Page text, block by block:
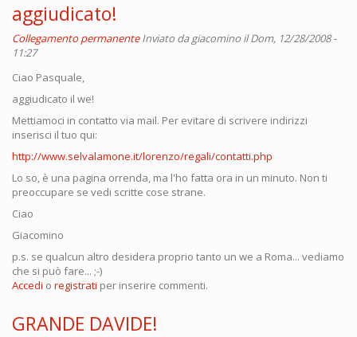
aggiudicato!
Collegamento permanente Inviato dagiacomino il Dom, 12/28/2008 -
11:27
Ciao Pasquale,
aggiudicato il we!
Mettiamoci in contatto via mail. Per evitare di scrivere indirizzi
inserisci il tuo qui:
http://www.selvalamone.it/lorenzo/regali/contatti.php
Lo so, è una pagina orrenda, ma l'ho fatta ora in un minuto. Non ti
preoccupare se vedi scritte cose strane.
Ciao
Giacomino
p.s. se qualcun altro desidera proprio tanto un we a Roma... vediamo
che si può fare... ;-)
Accedi o registrati per inserire commenti.
GRANDE DAVIDE!